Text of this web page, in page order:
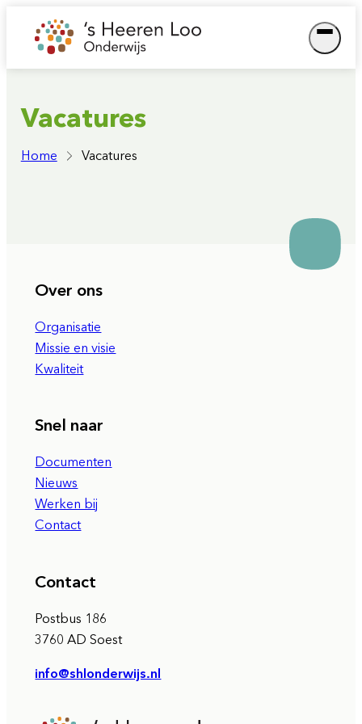
Vacatures
Home Vacatures
Over ons
Organisatie
Missie en visie
Kwaliteit
Snel naar
Documenten
Nieuws
Werken bij
Contact
Contact
Postbus 186
3760 AD Soest
info@shlonderwijs.nl